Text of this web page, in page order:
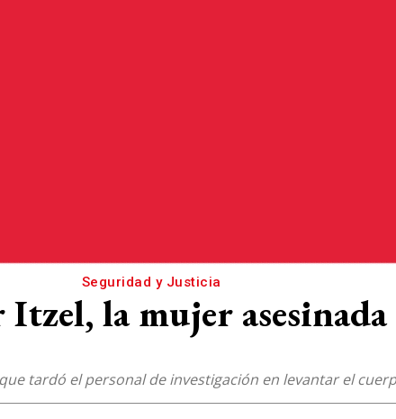
Seguridad y Justicia
la mujer
tardó el personal de investigación en levantar el